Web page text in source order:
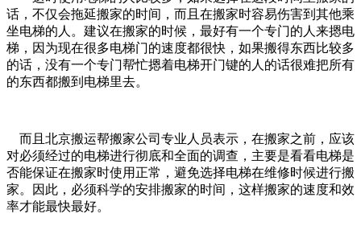
话，不仅会拖延搬家的时间，而且在搬家时容易伤害到其他乘
坐电梯的人。建议在搬家的时候，最好有一个专门的人来摁电
梯，因为现在很多电梯门的速度都很快，如果搬得东西比较多
的话，没有一个专门帮忙摁着电梯开门键的人的话很难把所有
的东西都搬到电梯里去。
而且北京搬运帮搬家公司专业人员表示，在搬家之前，应该
对必须经过的电梯进行彻底和全面的调查，主要是看看电梯是
否能保证在搬家时使用正常，避免选择电梯在维修时候进行搬
家。因此，必须科学的安排搬家的时间，这样搬家的速度和效
率才能最快最好。